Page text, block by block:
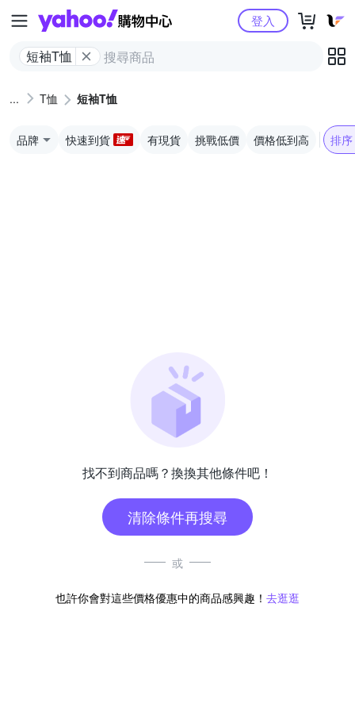
Yahoo購物中心
短袖T恤
登入
T恤 短袖T恤
品牌 快速到貨 有現貨 挑戰低價 價格低到高 排序
找不到商品嗎？換換其他條件吧！
清除條件再搜尋
或
也許你會對這些價格優惠中的商品感興趣！ 去逛逛